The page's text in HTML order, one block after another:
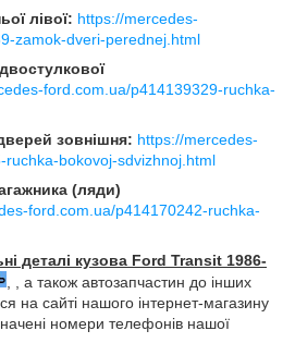
лівої: https://mercedes-
zamok-dveri-perednej.html
ford.com.ua/p414139329-ruchka-
зовнішня: https://mercedes-
bokovoj-sdvizhnoj.html
(ляди)
ford.com.ua/p414170242-ruchka-
деталі кузова Ford Transit 1986-
, , а також автозапчастин до інших
на сайті нашого інтернет-магазину
номери телефонів нашої